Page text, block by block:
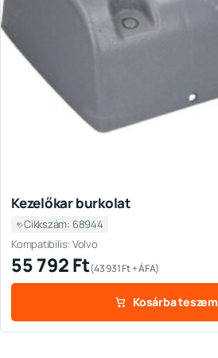
Kezelőkar burkolat
Cikkszám: 68944
Kompatibilis: Volvo
55 792Ft(43 931Ft+ ÁFA)
Kosárba teszem